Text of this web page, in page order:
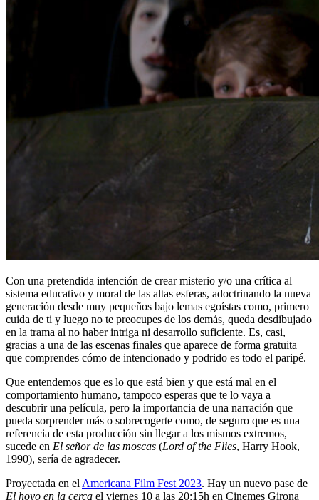
Con una pretendida intención de crear misterio y/o una crítica al
sistema educativo y moral de las altas esferas, adoctrinando la nueva
generación desde muy pequeños bajo lemas egoístas como, primero
cuida de ti y luego no te preocupes de los demás, queda desdibujado
en la trama al no haber intriga ni desarrollo suficiente. Es, casi,
gracias a una de las escenas finales que aparece de forma gratuita
que comprendes cómo de intencionado y podrido es todo el paripé.
Que entendemos que es lo que está bien y que está mal en el
comportamiento humano, tampoco esperas que te lo vaya a
descubrir una película, pero la importancia de una narración que
pueda sorprender más o sobrecogerte como, de seguro que es una
referencia de esta producción sin llegar a los mismos extremos,
sucede en El señor de las moscas (Lord of the Flies, Harry Hook,
1990), sería de agradecer.
Proyectada en el Americana Film Fest 2023. Hay un nuevo pase de
El hoyo en la cerca el viernes 10 a las 20:15h en Cinemes Girona